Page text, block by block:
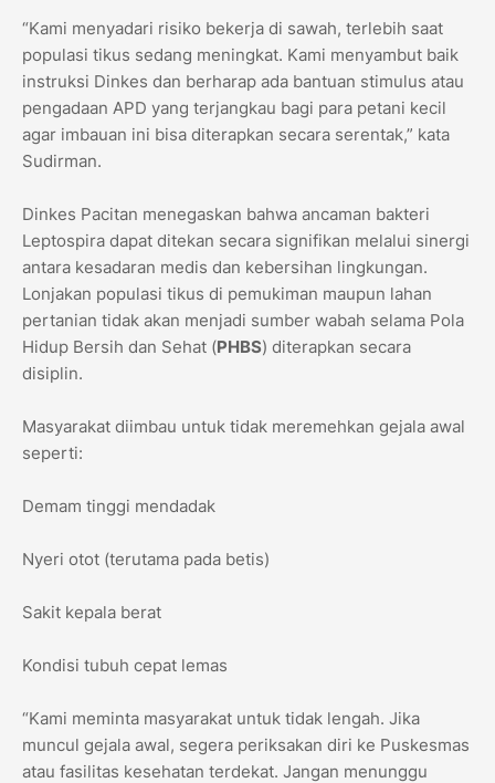
​“Kami menyadari risiko bekerja di sawah, terlebih saat
populasi tikus sedang meningkat. Kami menyambut baik
instruksi Dinkes dan berharap ada bantuan stimulus atau
pengadaan APD yang terjangkau bagi para petani kecil
agar imbauan ini bisa diterapkan secara serentak,” kata
Sudirman.
​Dinkes Pacitan menegaskan bahwa ancaman bakteri
Leptospira dapat ditekan secara signifikan melalui sinergi
antara kesadaran medis dan kebersihan lingkungan.
Lonjakan populasi tikus di pemukiman maupun lahan
pertanian tidak akan menjadi sumber wabah selama Pola
Hidup Bersih dan Sehat (PHBS) diterapkan secara
disiplin.
​Masyarakat diimbau untuk tidak meremehkan gejala awal
seperti:
​Demam tinggi mendadak
​Nyeri otot (terutama pada betis)
​Sakit kepala berat
​Kondisi tubuh cepat lemas
​“Kami meminta masyarakat untuk tidak lengah. Jika
muncul gejala awal, segera periksakan diri ke Puskesmas
atau fasilitas kesehatan terdekat. Jangan menunggu